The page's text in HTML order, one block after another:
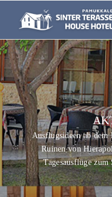
Ausflugsideen ab
Ruinen von
Tagesausflüge